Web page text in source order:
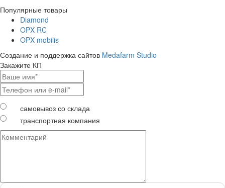
Популярные товары
Diamond
OPX RC
OPX mobilis
Создание и поддержка сайтов Medafarm Studio
Закажите КП
самовывоз со склада
транспортная компания